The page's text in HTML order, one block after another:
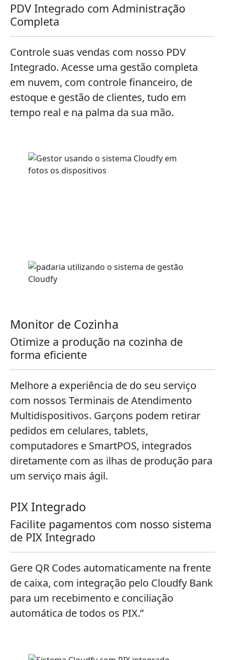
PDV Integrado com Administração
Completa
Controle suas vendas com nosso PDV
Integrado. Acesse uma gestão completa
em nuvem, com controle financeiro, de
estoque e gestão de clientes, tudo em
tempo real e na palma da sua mão.
Monitor de Cozinha
Otimize a produção na cozinha de
forma eficiente
Melhore a experiência de do seu serviço
com nossos Terminais de Atendimento
Multidispositivos. Garçons podem retirar
pedidos em celulares, tablets,
computadores e SmartPOS, integrados
diretamente com as ilhas de produção para
um serviço mais ágil.
PIX Integrado
Facilite pagamentos com nosso sistema
de PIX Integrado
Gere QR Codes automaticamente na frente
de caixa, com integração pelo Cloudfy Bank
para um recebimento e conciliação
automática de todos os PIX.”